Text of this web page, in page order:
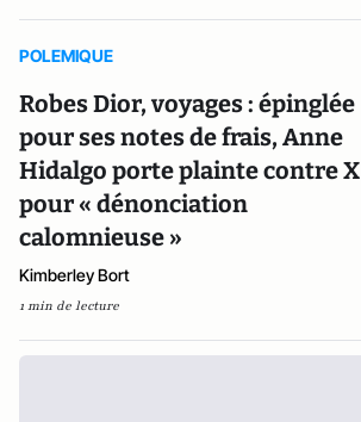
POLEMIQUE
Robes Dior, voyages : épinglée
pour ses notes de frais, Anne
Hidalgo porte plainte contre X
pour « dénonciation
calomnieuse »
Kimberley Bort
1 min de lecture